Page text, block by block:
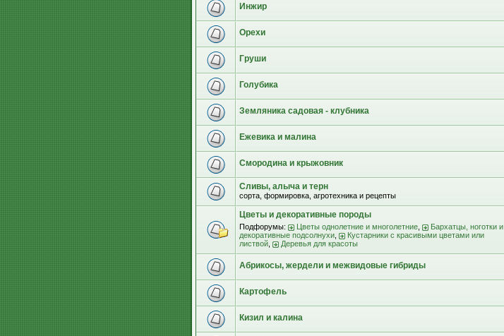
Инжир
Орехи
Груши
Голубика
Земляника садовая - клубника
Ежевика и малина
Смородина и крыжовник
Сливы, алыча и терн
сорта, формировка, агротехника и рецепты
Цветы и декоративные породы
Подфорумы: Цветы однолетние и многолетние
Бархатцы, ноготки и
декоративные подсолнухи
Кустарники с красивыми цветами или
листвой
Деревья для красоты
Абрикосы, жердели и межвидовые гибриды
Картофель
Кизил и калина